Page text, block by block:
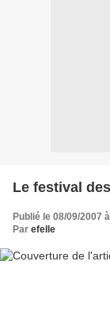
Le festival
Publié le 08/09/2007
Par efelle